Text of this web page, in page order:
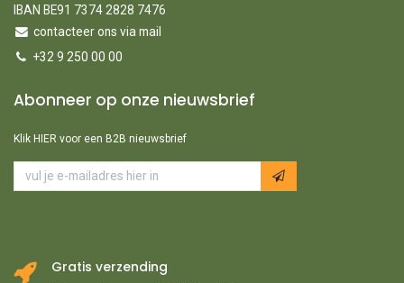
IBAN BE91 7374 2828 7476
contacteer ons via mail
+32 9 250 00 00
Abonneer op onze nieuwsbrief
Klik HIER voor een B2B nieuwsbrief
Gratis verzending